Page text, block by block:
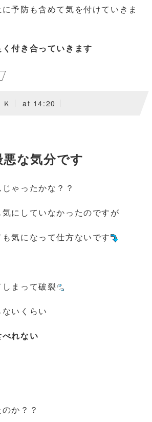
予防も含めて気を付けていきま
付き合っていきます
at 14:20
悪な気分です
ゃったかな？？
にしていなかったのですが
気になって仕方ないです
まって破裂
いくらい
れない
か？？